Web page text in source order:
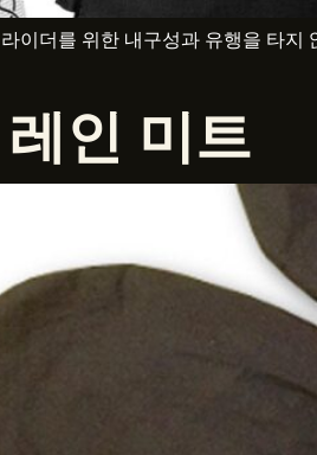
이더를 위한 내구성과 유행을 타
인 미트